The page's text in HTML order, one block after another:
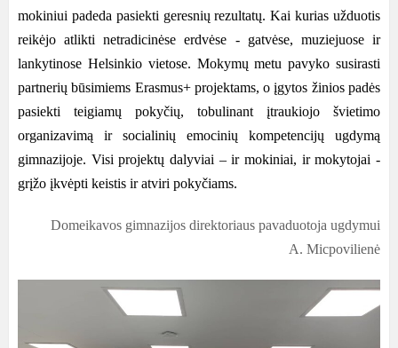
mokiniui padeda pasiekti geresnių rezultatų. Kai kurias užduotis
reikėjo atlikti netradicinėse erdvėse - gatvėse, muziejuose ir
lankytinose Helsinkio vietose. Mokymų metu pavyko susirasti
partnerių būsimiems Erasmus+ projektams, o įgytos žinios padės
pasiekti teigiamų pokyčių, tobulinant įtraukiojo švietimo
organizavimą ir socialinių emocinių kompetencijų ugdymą
gimnazijoje. Visi projektų dalyviai – ir mokiniai, ir mokytojai -
grįžo įkvėpti keistis ir atviri pokyčiams.
Domeikavos gimnazijos direktoriaus pavaduotoja ugdymui
A. Micpovilienė